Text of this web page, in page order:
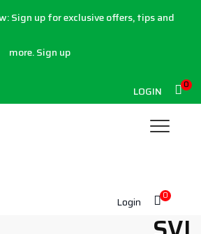
Sign up for exclusive offers, tips and
more.Sign up
0
LOGIN
0
Login